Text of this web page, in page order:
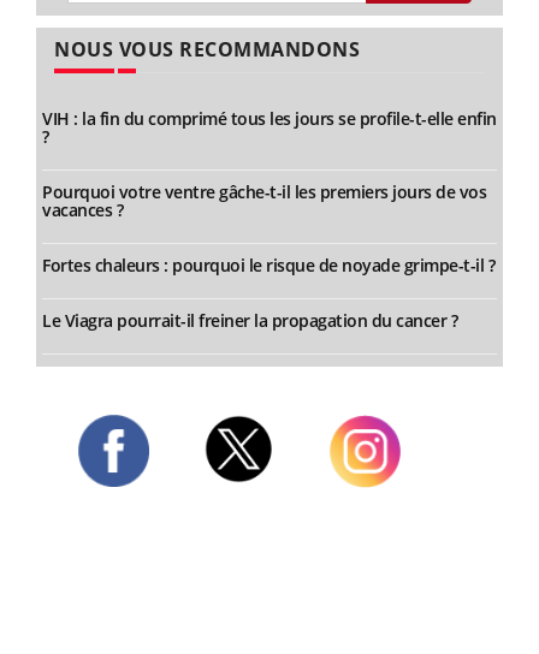
NOUS VOUS RECOMMANDONS
VIH : la fin du comprimé tous les jours se profile-t-elle enfin
?
Pourquoi votre ventre gâche-t-il les premiers jours de vos
vacances ?
Fortes chaleurs : pourquoi le risque de noyade grimpe-t-il ?
Le Viagra pourrait-il freiner la propagation du cancer ?